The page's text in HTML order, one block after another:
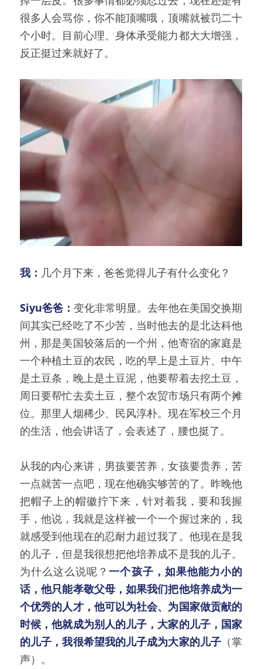
很多人会骂你，你不能顶嘴哦，顶嘴就被罚二十
个小时。目前心理、身体承受能力都大大增强，
反正挺过来就好了。
我： 几个月下来，爸爸觉得儿子有什么变化？
Siyu爸爸： 变化非常明显。去年他在美国交换期
间其实已经吃了不少苦，当时他去的是北达科他
州，那是美国较落后的一个州，他寄宿的家庭是
一个种植土豆的农民，吃的早上是土豆片、中午
是土豆条，晚上是土豆泥，他要帮着去挖土豆，
周日要帮忙去卖土豆，整个农贸市场只有两个摊
位。那里人烟稀少、民风淳朴。现在军校三个月
的生活，他会讲话了，会表述了，腰也挺了。
从我的内心来讲，男孩要苦养，女孩要贵养，苦
一点就苦一点吧，现在他确实够苦的了。昨晚他
把帽子上的帽徽拧下来，针对着我，要和我握
手，他说，我就是这样被一个一个握过来的，我
就感受到他现在的忍耐力超过我了。他现在是我
的儿子，但是我很想把他培养成不是我的儿子。
为什么这么说呢？一个孩子，如果他能力小的
话，他只能孝敬父母，如果我们把他培养成为一
个优秀的人才，他可以为社会、为国家做贡献的
时候，他就成为别人的儿子，大家的儿子，国家
的儿子，我很希望我的儿子成为大家的儿子（掌
声）。